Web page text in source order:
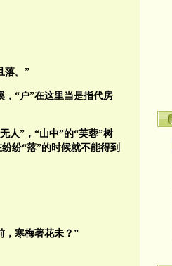
落。”
，“户”在这里当是指代房
人”，“山中”的“芙蓉”树
纷“落”的时候就不能得到
，寒梅著花未？”